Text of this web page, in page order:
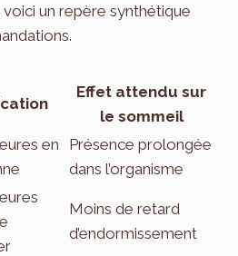
voici un repère synthétique
Effet attendu sur
le sommeil
en
Présence prolongée
dans l’organisme
Moins de retard
d’endormissement